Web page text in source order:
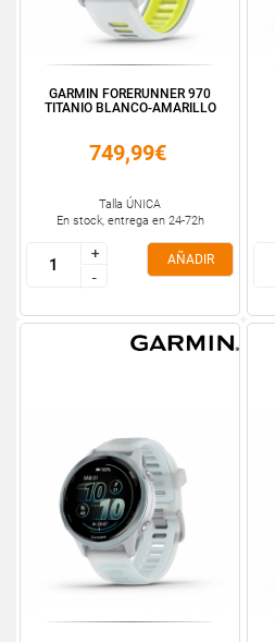
GARMIN FORERUNNER 970
TITANIO BLANCO-AMARILLO
749,99€
Talla ÚNICA
En stock, entrega en 24-72h
+
-
+
-
AÑADIR